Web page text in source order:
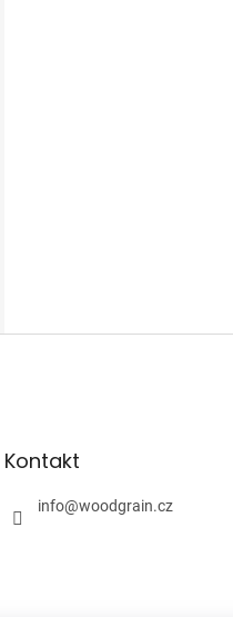
Kontakt
info@woodgrain.cz